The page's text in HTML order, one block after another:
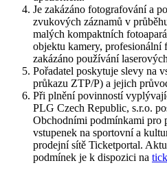
Je zakázáno fotografování a
zvukových záznamů v
malých kompaktních
objektu kamery, profesionální
zakázáno používání
Pořadatel poskytuje slevy na
průkazu ZTP/P) a jejich
Při plnění povinností
PLG Czech Republic, s.r.o.
Obchodními podmínkami pro
vstupenek na sportovní a
prodejní sítě Ticketportal.
podmínek je k dispozici na